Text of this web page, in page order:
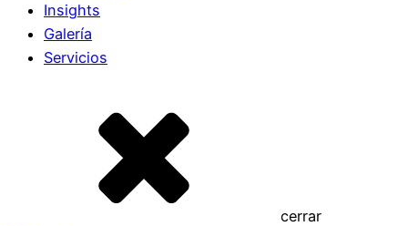
Insights
Galería
Servicios
cerrar